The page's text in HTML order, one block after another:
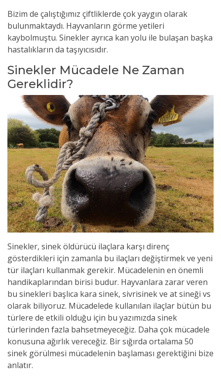
Bizim de çalıştığımız çiftliklerde çok yaygın olarak
bulunmaktaydı. Hayvanların görme yetileri
kaybolmuştu. Sinekler ayrıca kan yolu ile bulaşan başka
hastalıkların da taşıyıcısıdır.
Sinekler Mücadele Ne Zaman
Gereklidir?
Sinekler, sinek öldürücü ilaçlara karşı direnç
gösterdikleri için zamanla bu ilaçları değiştirmek ve yeni
tür ilaçları kullanmak gerekir. Mücadelenin en önemli
handikaplarından birisi budur. Hayvanlara zarar veren
bu sinekleri başlıca kara sinek, sivrisinek ve at sineği vs
olarak biliyoruz. Mücadelede kullanılan ilaçlar bütün bu
türlere de etkili olduğu için bu yazımızda sinek
türlerinden fazla bahsetmeyeceğiz. Daha çok mücadele
konusuna ağırlık vereceğiz. Bir sığırda ortalama 50
sinek görülmesi mücadelenin başlaması gerektiğini bize
anlatır.